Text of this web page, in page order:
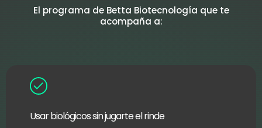
El programa de Betta Biotecnología que te
acompaña a:
Usar biológicos sin jugarte el rinde